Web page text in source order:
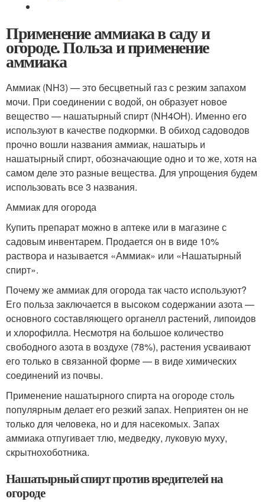
Применение аммиака в саду и
огороде. Польза и применение
аммиака
Аммиак (NH3) — это бесцветный газ с резким запахом
мочи. При соединении с водой, он образует новое
вещество — нашатырный спирт (NH4OH). Именно его
используют в качестве подкормки. В обиход садоводов
прочно вошли названия аммиак, нашатырь и
нашатырный спирт, обозначающие одно и то же, хотя на
самом деле это разные вещества. Для упрощения будем
использовать все 3 названия.
Аммиак для огорода
Купить препарат можно в аптеке или в магазине с
садовым инвентарем. Продается он в виде 10%
раствора и называется «Аммиак» или «Нашатырный
спирт».
Почему же аммиак для огорода так часто используют?
Его польза заключается в высоком содержании азота —
основного составляющего органелл растений, липоидов
и хлорофилла. Несмотря на большое количество
свободного азота в воздухе (78%), растения усваивают
его только в связанной форме — в виде химических
соединений из почвы.
Применение нашатырного спирта на огороде столь
популярным делает его резкий запах. Неприятен он не
только для человека, но и для насекомых. Запах
аммиака отпугивает тлю, медведку, луковую муху,
скрытнохоботника.
Нашатырный спирт против вредителей на
огороде